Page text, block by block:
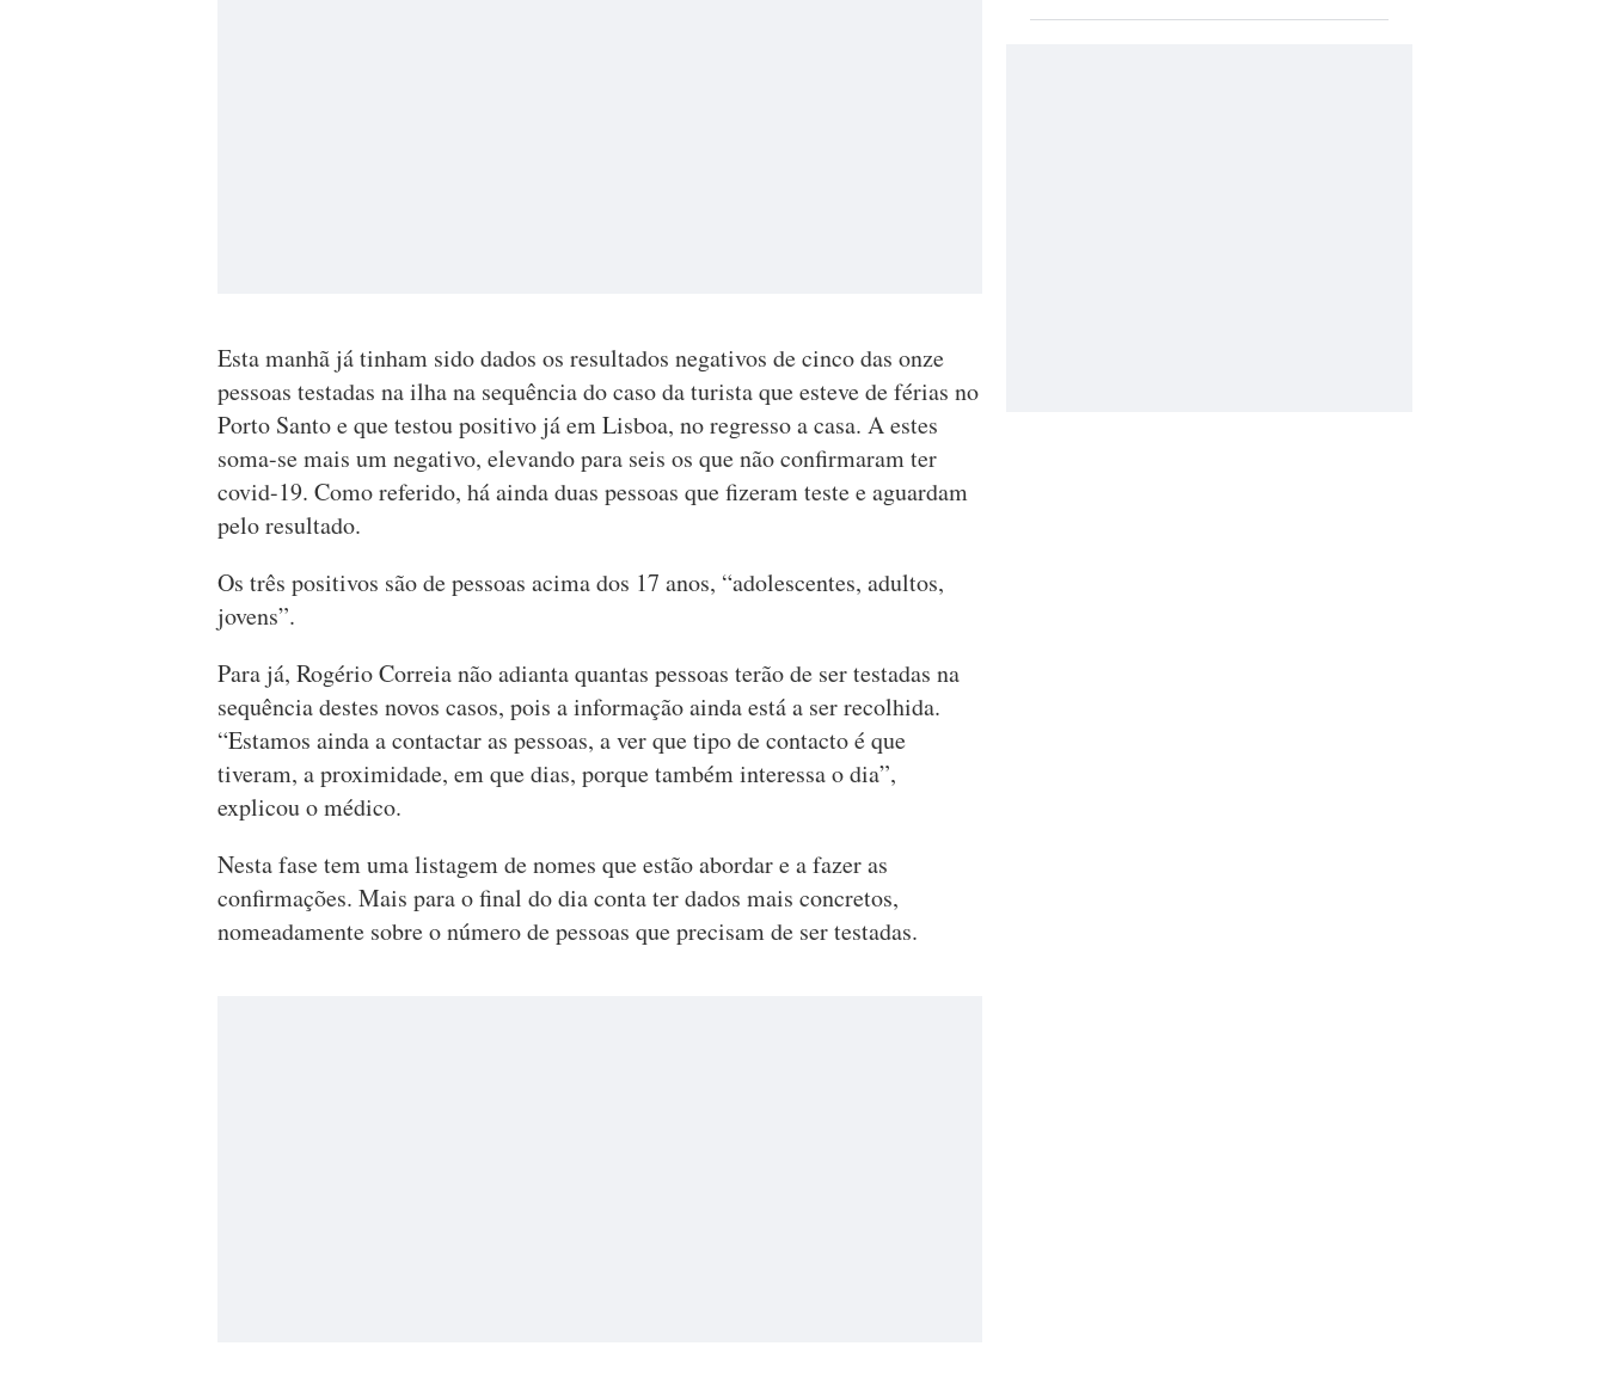
Esta manhã já tinham sido dados os resultados negativos de cinco das onze
pessoas testadas na ilha na sequência do caso da turista que esteve de férias no
Porto Santo e que testou positivo já em Lisboa, no regresso a casa. A estes
soma-se mais um negativo, elevando para seis os que não confirmaram ter
covid-19. Como referido, há ainda duas pessoas que fizeram teste e aguardam
pelo resultado.
Os três positivos são de pessoas acima dos 17 anos, “adolescentes, adultos,
jovens”.
Para já, Rogério Correia não adianta quantas pessoas terão de ser testadas na
sequência destes novos casos, pois a informação ainda está a ser recolhida.
“Estamos ainda a contactar as pessoas, a ver que tipo de contacto é que
tiveram, a proximidade, em que dias, porque também interessa o dia”,
explicou o médico.
Nesta fase tem uma listagem de nomes que estão abordar e a fazer as
confirmações. Mais para o final do dia conta ter dados mais concretos,
nomeadamente sobre o número de pessoas que precisam de ser testadas.